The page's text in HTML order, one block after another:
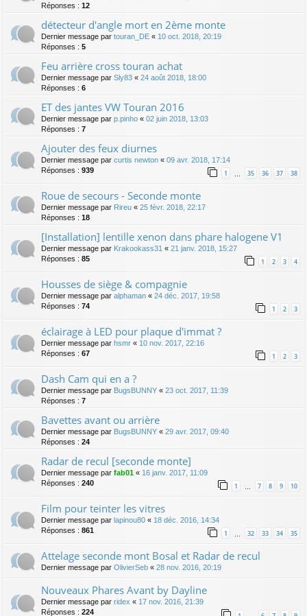
Réponses : 12
détecteur d'angle mort en 2ème monte
Dernier message par touran_DE « 10 oct. 2018, 20:19
Réponses : 5
Feu arrière cross touran achat
Dernier message par Sly83 « 24 août 2018, 18:00
Réponses : 6
ET des jantes VW Touran 2016
Dernier message par p.pinho « 02 juin 2018, 13:03
Réponses : 7
Ajouter des feux diurnes
Dernier message par curtis newton « 09 avr. 2018, 17:14
Réponses : 939 1 … 35 36 37 38
Roue de secours - Seconde monte
Dernier message par Rireu « 25 févr. 2018, 22:17
Réponses : 18
[Installation] lentille xenon dans phare halogene V1
Dernier message par Krakookass31 « 21 janv. 2018, 15:27
Réponses : 85 1 2 3 4
Housses de siège & compagnie
Dernier message par alphaman « 24 déc. 2017, 19:58
Réponses : 74 1 2 3
éclairage à LED pour plaque d'immat ?
Dernier message par hsmr « 10 nov. 2017, 22:16
Réponses : 67 1 2 3
Dash Cam qui en a ?
Dernier message par BugsBUNNY « 23 oct. 2017, 11:39
Réponses : 7
Bavettes avant ou arrière
Dernier message par BugsBUNNY « 29 avr. 2017, 09:40
Réponses : 24
Radar de recul [seconde monte]
Dernier message par fab01 « 16 janv. 2017, 11:09
Réponses : 240 1 … 7 8 9 10
Film pour teinter les vitres
Dernier message par lapinou80 « 18 déc. 2016, 14:34
Réponses : 861 1 … 32 33 34 35
Attelage seconde mont Bosal et Radar de recul
Dernier message par OlivierSeb « 28 nov. 2016, 20:19
Nouveaux Phares Avant by Dayline
Dernier message par ridex « 17 nov. 2016, 21:39
Réponses : 224